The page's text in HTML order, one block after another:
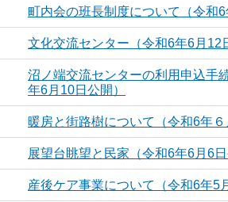
町内会の班長制度について（令和6
文化交流センター（令和6年6月12
沼ノ端交流センターの利用申込手
年6月10日公開）
暖房と街路樹について（令和6年６
展望台眺望と民家（令和6年6月6日
産後ケア事業について（令和6年5